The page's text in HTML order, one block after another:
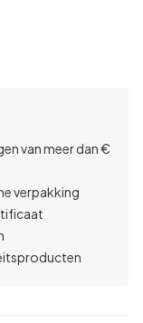
van meer dan €
verpakking